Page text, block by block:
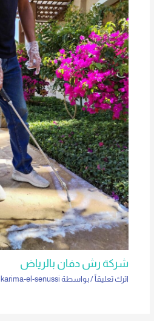
شركة رش دفان بالرياض
اترك تعليقاً/ بواسطة karima-el-senussi